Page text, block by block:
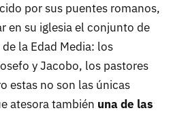
por sus puentes romanos,
en su iglesia el conjunto de
la Edad Media: los
y Jacobo, los pastores
estas no son las únicas
atesora también una de las